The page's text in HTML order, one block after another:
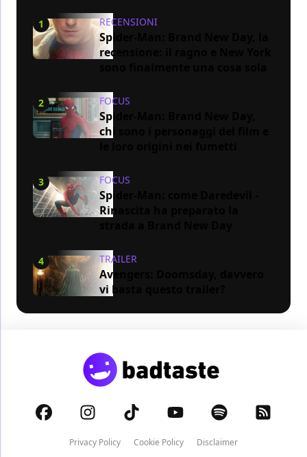
1 RECENSIONI
Spider-Man: Brand New Day, la
recensione: il ragno e New York
2 FOCUS
Spider-Man: Brand New Day,
chi sono i personaggi del film e
3 FOCUS
Spider-Man: come Daredevil -
Rinascita ha preparato la
4 TRAILER
Avengers: Doomsday, davvero
vi basta questo trailer?
Privacy Policy Cookie Policy
Disclaimer